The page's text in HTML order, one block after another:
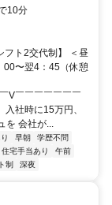
10分
フト2交代制】 ＜昼
00〜翌4：45（休憩
V￣￣￣￣￣￣￣
社時に15万円、
を 会社が...
早朝
学歴不問
住宅手当あり
午前
制 深夜